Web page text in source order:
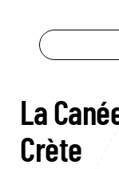
La
Crète